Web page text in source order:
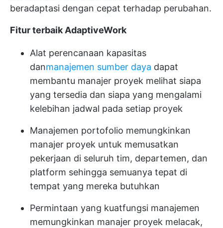
beradaptasi dengan cepat terhadap perubahan.
Fitur terbaik AdaptiveWork
Alat perencanaan kapasitas
danmanajemen sumber daya dapat
membantu manajer proyek melihat siapa
yang tersedia dan siapa yang mengalami
kelebihan jadwal pada setiap proyek
Manajemen portofolio memungkinkan
manajer proyek untuk memusatkan
pekerjaan di seluruh tim, departemen, dan
platform sehingga semuanya tepat di
tempat yang mereka butuhkan
Permintaan yang kuatfungsi manajemen
memungkinkan manajer proyek melacak,